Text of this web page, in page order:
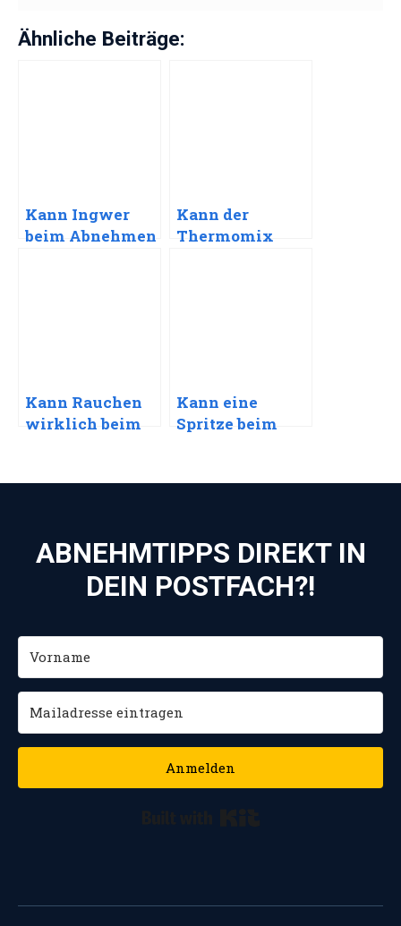
Ähnliche Beiträge:
Kann Ingwer
beim Abnehmen
Kann der
Thermomix
Kann Rauchen
wirklich beim
Kann eine
Spritze beim
ABNEHMTIPPS DIREKT IN
DEIN POSTFACH?!
Anmelden